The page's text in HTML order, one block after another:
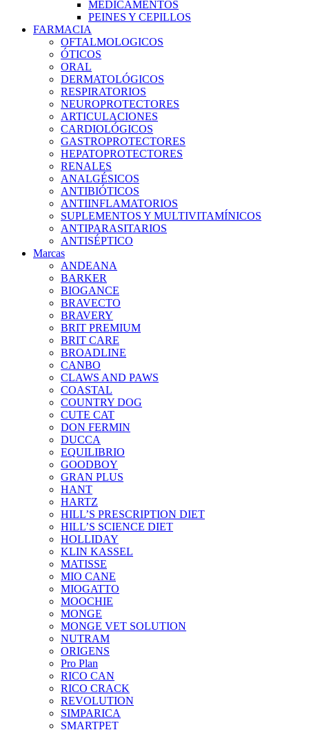
MEDICAMENTOS
PEINES Y CEPILLOS
FARMACIA
OFTALMOLOGICOS
ÓTICOS
ORAL
DERMATOLÓGICOS
RESPIRATORIOS
NEUROPROTECTORES
ARTICULACIONES
CARDIOLÓGICOS
GASTROPROTECTORES
HEPATOPROTECTORES
RENALES
ANALGÉSICOS
ANTIBIÓTICOS
ANTIINFLAMATORIOS
SUPLEMENTOS Y MULTIVITAMÍNICOS
ANTIPARASITARIOS
ANTISÉPTICO
Marcas
ANDEANA
BARKER
BIOGANCE
BRAVECTO
BRAVERY
BRIT PREMIUM
BRIT CARE
BROADLINE
CANBO
CLAWS AND PAWS
COASTAL
COUNTRY DOG
CUTE CAT
DON FERMIN
DUCCA
EQUILIBRIO
GOODBOY
GRAN PLUS
HANT
HARTZ
HILL’S PRESCRIPTION DIET
HILL’S SCIENCE DIET
HOLLIDAY
KLIN KASSEL
MATISSE
MIO CANE
MIOGATTO
MOOCHIE
MONGE
MONGE VET SOLUTION
NUTRAM
ORIGENS
Pro Plan
RICO CAN
RICO CRACK
REVOLUTION
SIMPARICA
SMARTPET